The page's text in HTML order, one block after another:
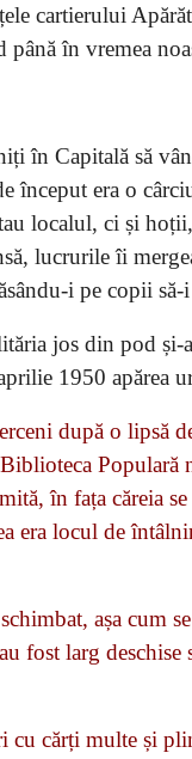
cartierului
în vremea
în Capitală să
început era o
localul, ci și
lucrurile îi
i pe copii
jos din pod și-
1950 apărea
după o lipsă
Biblioteca
în fața căreia
era locul de
așa cum
fost larg
cu cărți multe și